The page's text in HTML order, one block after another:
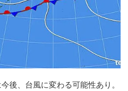
後、台風に変わる可能性あり。